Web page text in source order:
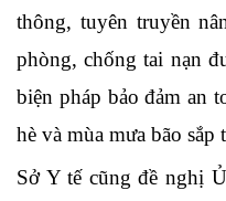
thông, tuyên truyền
phòng, chống tai nạn
biện pháp bảo đảm an
hè và mùa mưa bão sắp
Sở Y tế cũng đề nghị